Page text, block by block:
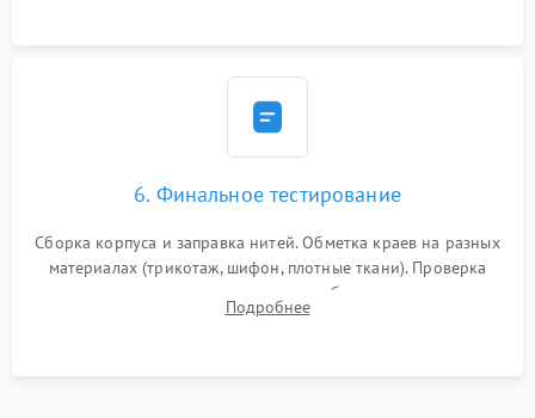
6. Финальное тестирование
Сборка корпуса и заправка нитей. Обметка краев на разных
материалах (трикотаж, шифон, плотные ткани). Проверка
ровности среза, эластичности шва, работы ролевого шва и
отсутствия стягивания или волнистости ткани.
Подробнее